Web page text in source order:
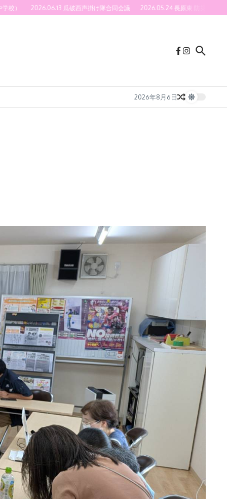
2026.06.13 瓜破西声掛け隊合同会議 2026.05.24 長原東 防災訓練(40号館
2026年8月6日